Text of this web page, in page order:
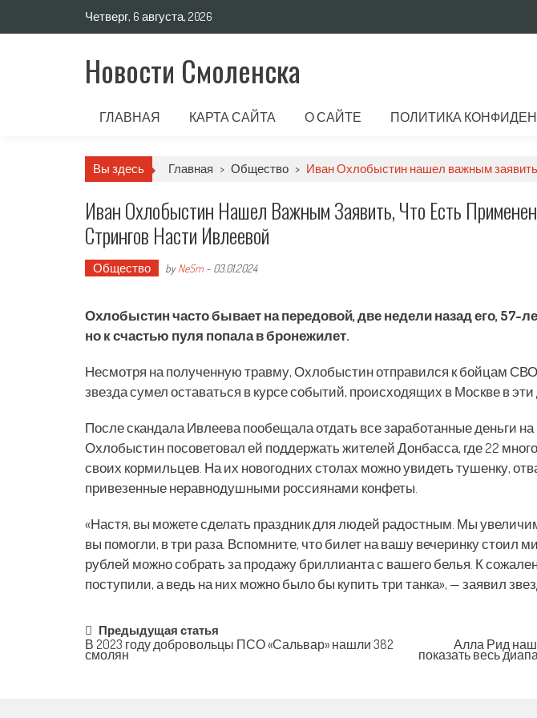
Четверг, 6 августа, 2026
Новости Смоленска
ГЛАВНАЯ КАРТА САЙТА О САЙТЕ ПОЛИТИКА
Вы здесь Главная > Общество > Иван Охлобыстин нашел важным
Иван Охлобыстин Нашел Важным Заявить, Что Есть
Стрингов Насти Ивлеевой
Общество byNeSm - 03.01.2024
Охлобыстин часто бывает на передовой, две недели назад его, 57-
но к счастью пуля попала в бронежилет.
Несмотря на полученную травму, Охлобыстин отправился к бойцам
звезда сумел оставаться в курсе событий, происходящих в Москве в эти
После скандала Ивлеева пообещала отдать все заработанные деньги
Охлобыстин посоветовал ей поддержать жителей Донбасса, где 22
своих кормильцев. На их новогодних столах можно увидеть тушенку,
привезенные неравнодушными россиянами конфеты.
«Настя, вы можете сделать праздник для людей радостным. Мы
вы помогли, в три раза. Вспомните, что билет на вашу вечеринку стоил
рублей можно собрать за продажу бриллианта с вашего белья. К
поступили, а ведь на них можно было бы купить три танка», — заявил
Post
navigation
Предыдущая статья
В 2023 году добровольцы ПСО «Сальвар» нашли 382
смолян
Алла Рид
показать весь